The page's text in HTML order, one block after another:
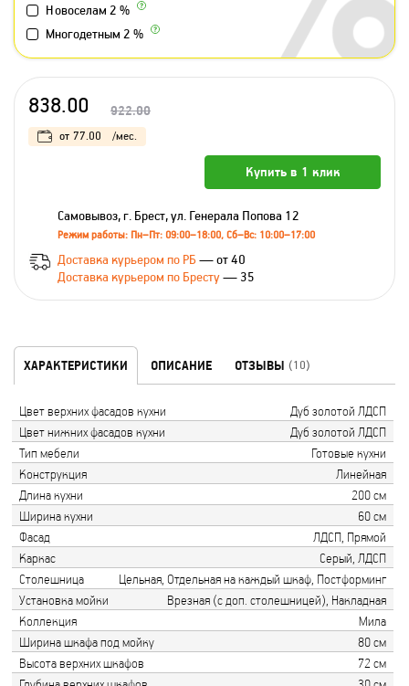
Новоселам 2 %
Многодетным 2 %
838.00 922.00
от 77.00 /мес.
Купить в 1 клик
Самовывоз, г. Брест, ул. Генерала Попова 12
Режим работы: Пн–Пт: 09:00–18:00, Сб–Вс: 10:00–17:00
Доставка курьером по РБ — от 40
Доставка курьером по Бресту— 35
ХАРАКТЕРИСТИКИ ОПИСАНИЕ ОТЗЫВЫ (10)
Цвет верхних фасадов кухни
Дуб золотой ЛДСП
Цвет нижних фасадов кухни
Дуб золотой ЛДСП
Тип мебели
Готовые кухни
Конструкция
Линейная
Длина кухни
200 см
Ширина кухни
60 см
Фасад
ЛДСП, Прямой
Каркас
Серый, ЛДСП
Столешница
Цельная, Отдельная на каждый шкаф, Постформинг
Установка мойки
Врезная (с доп. столешницей), Накладная
Коллекция
Мила
Ширина шкафа под мойку
80 см
Высота верхних шкафов
72 см